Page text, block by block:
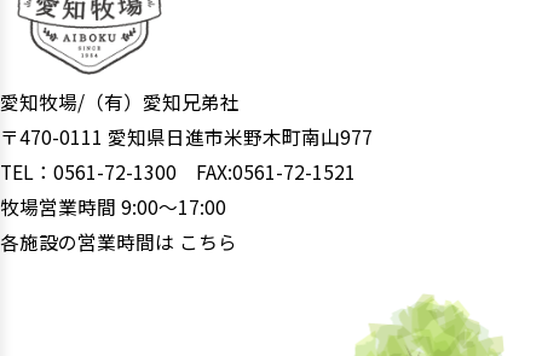
愛知牧場/（有）愛知兄弟社
〒470-0111 愛知県日進市米野木町南山977
TEL：0561-72-1300 FAX:0561-72-1521
牧場営業時間 9:00〜17:00
各施設の営業時間は こちら